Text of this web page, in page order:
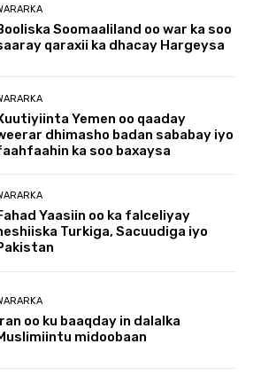
Soomaaliland oo war ka soo
qaraxii ka dhacay Hargeysa
Yemen oo qaaday
dhimasho badan sababay iyo
ka soo baxaysa
Yaasiin oo ka falceliyay
Turkiga, Sacuudiga iyo
oo ku baaqday in dalalka
midoobaan